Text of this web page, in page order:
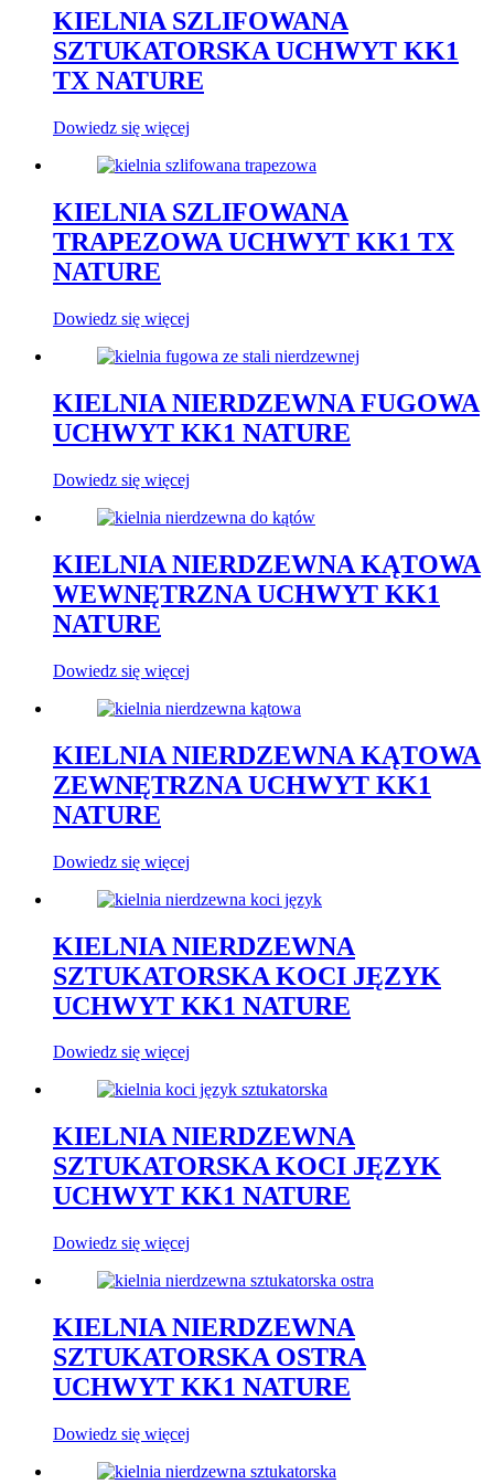
KIELNIA SZLIFOWANA
SZTUKATORSKA UCHWYT KK1
TX NATURE
Dowiedz się więcej
KIELNIA SZLIFOWANA
TRAPEZOWA UCHWYT KK1 TX
NATURE
Dowiedz się więcej
KIELNIA NIERDZEWNA FUGOWA
UCHWYT KK1 NATURE
Dowiedz się więcej
KIELNIA NIERDZEWNA KĄTOWA
WEWNĘTRZNA UCHWYT KK1
NATURE
Dowiedz się więcej
KIELNIA NIERDZEWNA KĄTOWA
ZEWNĘTRZNA UCHWYT KK1
NATURE
Dowiedz się więcej
KIELNIA NIERDZEWNA
SZTUKATORSKA KOCI JĘZYK
UCHWYT KK1 NATURE
Dowiedz się więcej
KIELNIA NIERDZEWNA
SZTUKATORSKA KOCI JĘZYK
UCHWYT KK1 NATURE
Dowiedz się więcej
KIELNIA NIERDZEWNA
SZTUKATORSKA OSTRA
UCHWYT KK1 NATURE
Dowiedz się więcej